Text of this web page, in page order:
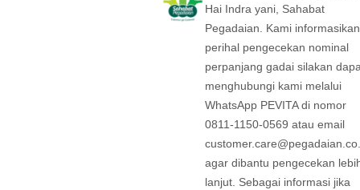
Hai Indra yani, Sahabat
Pegadaian. Kami informasikan
perihal pengecekan nominal
perpanjang gadai silakan
menghubungi kami melalui
WhatsApp PEVITA di nomor
0811-1150-0569 atau email
agar dibantu pengecekan
lanjut. Sebagai informasi jika